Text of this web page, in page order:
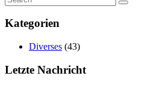
Kategorien
Diverses (43)
Letzte Nachricht